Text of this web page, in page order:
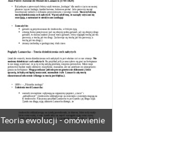
Teoria ewolucji - omówienie